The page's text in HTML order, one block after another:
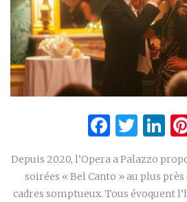
Depuis 2020, l’Opera a Palazzo
soirées « Bel Canto » au plus près
cadres somptueux. Tous évoquent